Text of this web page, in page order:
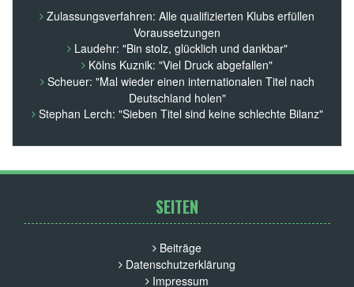
Zulassungsverfahren: Alle qualifizierten Klubs erfüllen
Voraussetzungen
Laudehr: "Bin stolz, glücklich und dankbar"
Kölns Kuznik: "Viel Druck abgefallen"
Scheuer: "Mal wieder einen internationalen Titel nach
Deutschland holen"
Stephan Lerch: "Sieben Titel sind keine schlechte Bilanz"
SEITEN
Beiträge
Datenschutzerklärung
Impressum